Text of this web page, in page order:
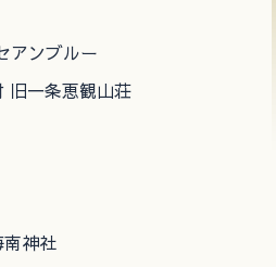
アンブルー
旧一条恵観山荘
神社